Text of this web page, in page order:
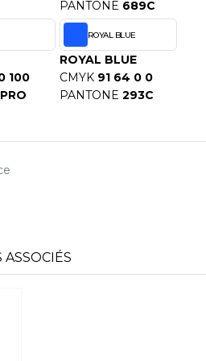
PANTONE 689C
100
PRO
ROYAL BLUE
ROYAL BLUE
CMYK 91 64 0 0
PANTONE 293C